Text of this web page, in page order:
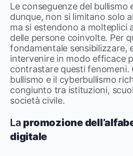
Le conseguenze del bullismo
dunque, non si limitano solo
ma si estendono a molteplici
delle persone coinvolte. Per
fondamentale sensibilizzare,
intervenire in modo efficace
contrastare questi fenomeni.
bullismo e il cyberbullismo
congiunto tra istituzioni,
società civile.
La promozione
digitale